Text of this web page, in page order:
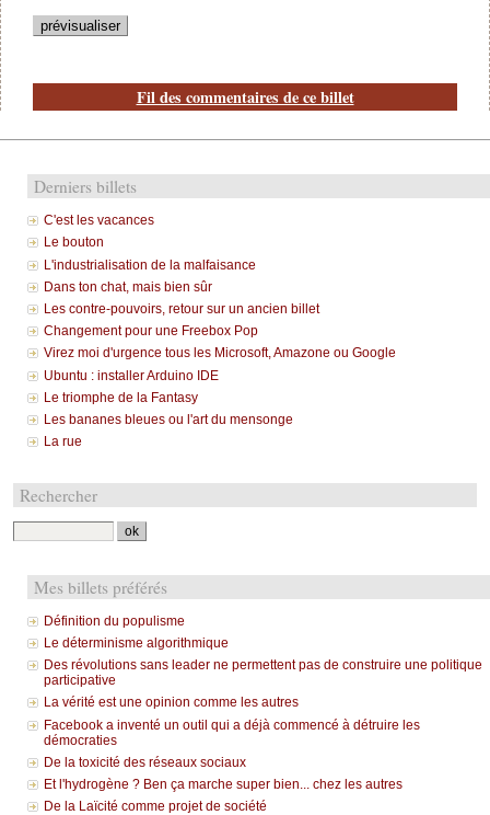
Fil des commentaires de ce billet
Derniers billets
C'est les vacances
Le bouton
L'industrialisation de la malfaisance
Dans ton chat, mais bien sûr
Les contre-pouvoirs, retour sur un ancien billet
Changement pour une Freebox Pop
Virez moi d'urgence tous les Microsoft, Amazone ou Google
Ubuntu : installer Arduino IDE
Le triomphe de la Fantasy
Les bananes bleues ou l'art du mensonge
La rue
Rechercher
Mes billets préférés
Définition du populisme
Le déterminisme algorithmique
Des révolutions sans leader ne permettent pas de construire une politique
participative
La vérité est une opinion comme les autres
Facebook a inventé un outil qui a déjà commencé à détruire les
démocraties
De la toxicité des réseaux sociaux
Et l'hydrogène ? Ben ça marche super bien... chez les autres
De la Laïcité comme projet de société